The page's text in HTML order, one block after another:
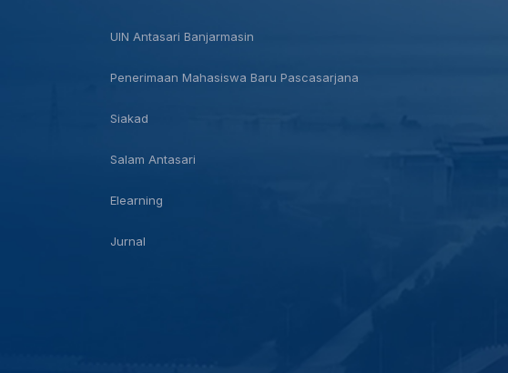
UIN Antasari Banjarmasin
Penerimaan Mahasiswa Baru Pascasarjana
Siakad
Salam Antasari
Elearning
Jurnal